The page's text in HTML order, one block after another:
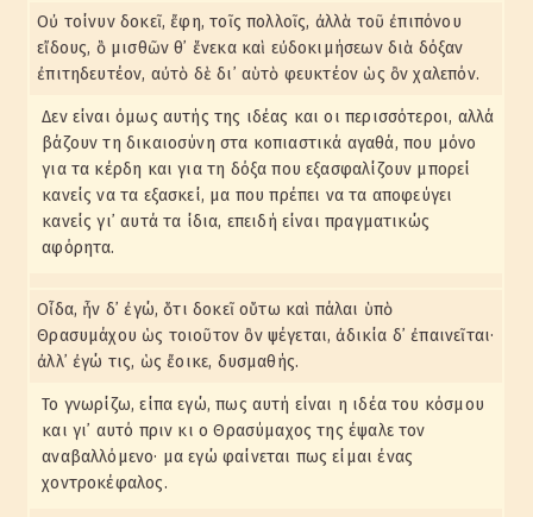
Οὐ τοίνυν δοκεῖ, ἔφη, τοῖς πολλοῖς, ἀλλὰ τοῦ ἐπιπόνου
εἴδους, ὃ μισθῶν θ᾽ ἕνεκα καὶ εὐδοκιμήσεων διὰ δόξαν
ἐπιτηδευτέον, αὐτὸ δὲ δι᾽ αὑτὸ φευκτέον ὡς ὂν χαλεπόν.
Δεν είναι όμως αυτής της ιδέας και οι περισσότεροι, αλλά
βάζουν τη δικαιοσύνη στα κοπιαστικά αγαθά, που μόνο
για τα κέρδη και για τη δόξα που εξασφαλίζουν μπορεί
κανείς να τα εξασκεί, μα που πρέπει να τα αποφεύγει
κανείς γι᾽ αυτά τα ίδια, επειδή είναι πραγματικώς
αφόρητα.
Οἶδα, ἦν δ᾽ ἐγώ, ὅτι δοκεῖ οὕτω καὶ πάλαι ὑπὸ
Θρασυμάχου ὡς τοιοῦτον ὂν ψέγεται, ἀδικία δ᾽ ἐπαινεῖται·
ἀλλ᾽ ἐγώ τις, ὡς ἔοικε, δυσμαθής.
Το γνωρίζω, είπα εγώ, πως αυτή είναι η ιδέα του κόσμου
και γι᾽ αυτό πριν κι ο Θρασύμαχος της έψαλε τον
αναβαλλόμενο· μα εγώ φαίνεται πως είμαι ένας
χοντροκέφαλος.